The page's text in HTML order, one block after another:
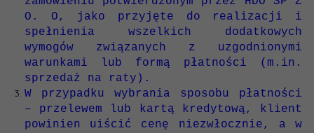
O. O, jako przyjęte do realizacji i
spełnienia wszelkich dodatkowych
wymogów związanych z uzgodnionymi
warunkami lub formą płatności (m.in.
sprzedaż na raty).
W przypadku wybrania sposobu płatności
– przelewem lub kartą kredytową, klient
powinien uiścić cenę niezwłocznie, a w